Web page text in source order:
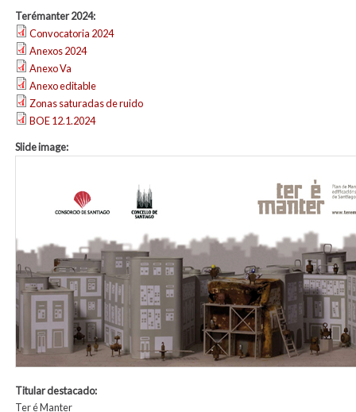
Terémanter 2024:
Convocatoria 2024
Anexos 2024
Anexo Va
Anexo editable
Zonas saturadas de ruido
BOE 12.1.2024
Slide image:
Titular destacado:
Ter é Manter